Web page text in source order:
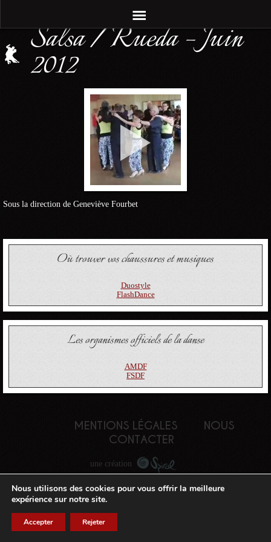
Salsa / Rueda – Juin
2012
Sous la direction de Geneviève Fourbet
Où trouver vos chaussures et musiques
Duostyle
FlashDance
Les organismes officiels de la danse
AMDF
FSDF
MENTIONS LÉGALES
NOUS
CONTACTER
une création
Nous utilisons des cookies pour vous offrir la meilleure
expérience sur notre site.
Accepter Rejeter